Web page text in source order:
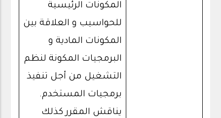
المكونات الرئيسية
للحواسيب و العلاقة بين
المكونات المادية و
البرمجيات المكونة لنظم
التشغيل من أجل تنفيذ
برمجيات المستخدم.
يناقش المقرر كذلك